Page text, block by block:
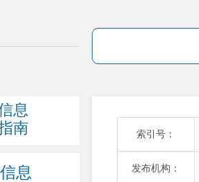
息
南
息
索引号：
发布机构：